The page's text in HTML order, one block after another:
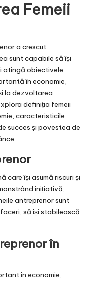
Femeii
a crescut
sunt capabile să își
atingă obiectivele.
în economie,
la dezvoltarea
definiția femeii
caracteristicile
succes și povestea de
care își asumă riscuri și
inițiativă,
antreprenor sunt
să își stabilească
în
în economie,